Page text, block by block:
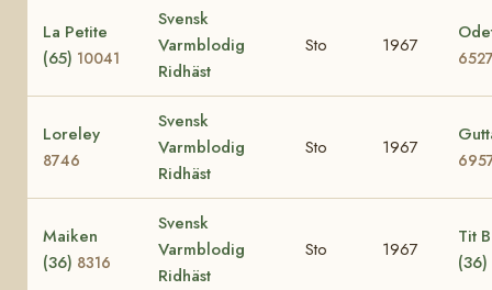
La Petite
(65) 10041
Svensk
Varmblodig
Ridhäst
Sto 1967
Loreley
8746
Svensk
Varmblodig
Ridhäst
Sto 1967
Maiken
(36) 8316
Svensk
Varmblodig
Ridhäst
Sto 1967
Tit
(36)